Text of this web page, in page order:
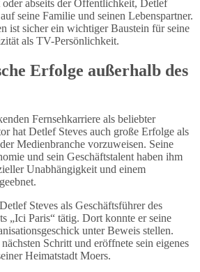
abseits der Öffentlichkeit, Detlef
seine Familie und seinen Lebenspartner.
ist sicher ein wichtiger Baustein für seine
als TV-Persönlichkeit.
Erfolge außerhalb des
Fernsehkarriere als beliebter
hat Detlef Steves auch große Erfolge als
Medienbranche vorzuweisen. Seine
und sein Geschäftstalent haben ihm
Unabhängigkeit und einem
Steves als Geschäftsführer des
„Ici Paris“ tätig. Dort konnte er seine
unter Beweis stellen.
Schritt und eröffnete sein eigenes
Heimatstadt Moers.